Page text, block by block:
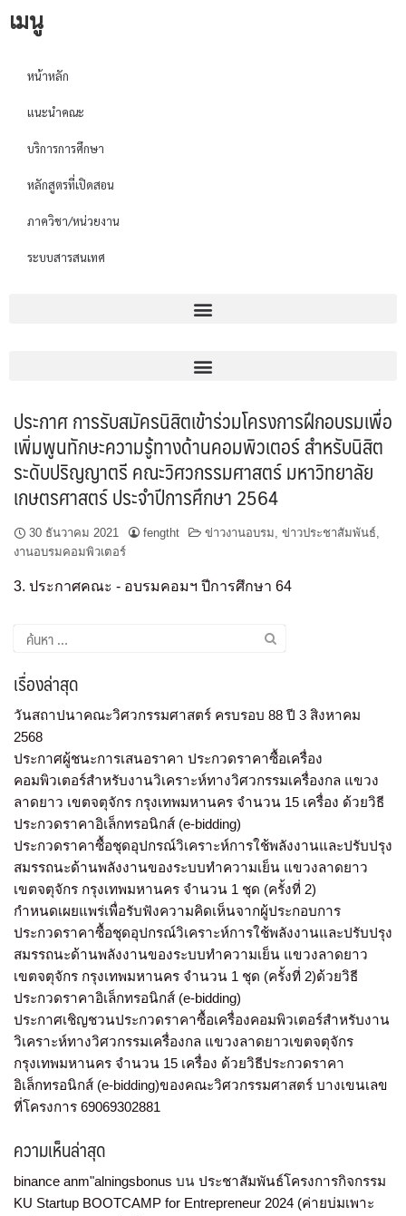
เมนู
หน้าหลัก
แนะนำคณะ
บริการการศึกษา
หลักสูตรที่เปิดสอน
ภาควิชา/หน่วยงาน
ระบบสารสนเทศ
ประกาศ การรับสมัครนิสิตเข้าร่วมโครงการฝึกอบรมเพื่อ
เพิ่มพูนทักษะความรู้ทางด้านคอมพิวเตอร์ สำหรับนิสิต
ระดับปริญญาตรี คณะวิศวกรรมศาสตร์ มหาวิทยาลัย
เกษตรศาสตร์ ประจำปีการศึกษา 2564
30 ธันวาคม 2021 fengtht ข่าวงานอบรม, ข่าวประชาสัมพันธ์,
งานอบรมคอมพิวเตอร์
3. ประกาศคณะ - อบรมคอมฯ ปีการศึกษา 64
เรื่องล่าสุด
วันสถาปนาคณะวิศวกรรมศาสตร์ ครบรอบ 88 ปี 3 สิงหาคม
2568
ประกาศผู้ชนะการเสนอราคา ประกวดราคาซื้อเครื่อง
คอมพิวเตอร์สำหรับงานวิเคราะห์ทางวิศวกรรมเครื่องกล แขวง
ลาดยาว เขตจตุจักร กรุงเทพมหานคร จำนวน 15 เครื่อง ด้วยวิธี
ประกวดราคาอิเล็กทรอนิกส์ (e-bidding)
ประกวดราคาซื้อชุดอุปกรณ์วิเคราะห์การใช้พลังงานและปรับปรุง
สมรรถนะด้านพลังงานของระบบทำความเย็น แขวงลาดยาว
เขตจตุจักร กรุงเทพมหานคร จำนวน 1 ชุด (ครั้งที่ 2)
กำหนดเผยแพร่เพื่อรับฟังความคิดเห็นจากผู้ประกอบการ
ประกวดราคาซื้อชุดอุปกรณ์วิเคราะห์การใช้พลังงานและปรับปรุง
สมรรถนะด้านพลังงานของระบบทำความเย็น แขวงลาดยาว
เขตจตุจักร กรุงเทพมหานคร จำนวน 1 ชุด (ครั้งที่ 2)ด้วยวิธี
ประกวดราคาอิเล็กทรอนิกส์ (e-bidding)
ประกาศเชิญชวนประกวดราคาซื้อเครื่องคอมพิวเตอร์สำหรับงาน
วิเคราะห์ทางวิศวกรรมเครื่องกล แขวงลาดยาวเขตจตุจักร
กรุงเทพมหานคร จำนวน 15 เครื่อง ด้วยวิธีประกวดราคา
อิเล็กทรอนิกส์ (e-bidding)ของคณะวิศวกรรมศาสตร์ บางเขนเลข
ที่โครงการ 69069302881
ความเห็นล่าสุด
binance anm"alningsbonus บน ประชาสัมพันธ์โครงการกิจกรรม
KU Startup BOOTCAMP for Entrepreneur 2024 (ค่ายบ่มเพาะ